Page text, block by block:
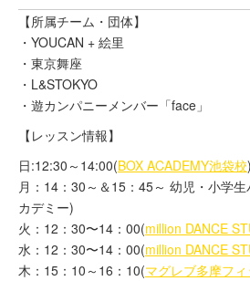
【所属チーム・団体】
・YOUCAN + 絵里
・東京舞座
・L&STOKYO
・遊カンパニーメンバー「face」
【レッスン情報】
日:12:30～14:00(BOX ACADEMY池袋校)
月：14：30～＆15：45～ 幼児・小学
カデミー)
火：12：30〜14：00(million DANCE
水：12：30〜14：00(million DANCE
木：15：10～16：10(マグレブ多摩フ